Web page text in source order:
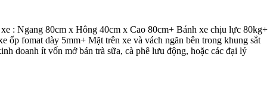
: Ngang 80cm x Hông 40cm x Cao 80cm+ Bánh xe chịu lực 80kg+
fomat dày 5mm+ Mặt trên xe và vách ngăn bên trong khung sắt
doanh ít vốn mở bán trà sữa, cà phê lưu động, hoặc các đại lý